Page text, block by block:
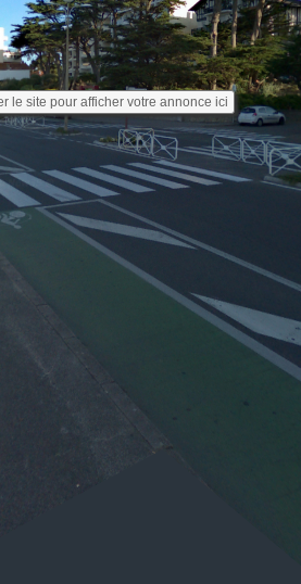
le site pour afficher votre annonce ici